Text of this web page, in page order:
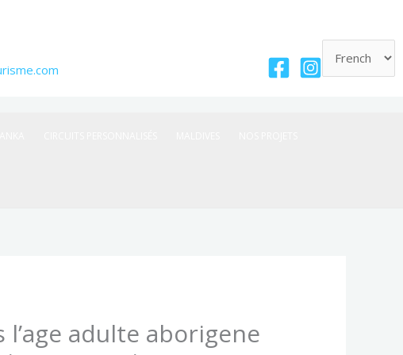
adulte aborigene